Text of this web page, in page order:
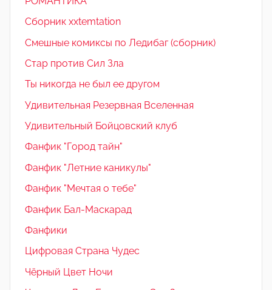
Сборник xxtemtation
Смешные комиксы по Ледибаг (сборник)
Стар против Сил Зла
Ты никогда не был ее другом
Удивительная Резервная Вселенная
Удивительный Бойцовский клуб
Фанфик "Город тайн"
Фанфик "Летние каникулы"
Фанфик "Мечтая о тебе"
Фанфик Бал-Маскарад
Фанфики
Цифровая Страна Чудес
Чёрный Цвет Ночи